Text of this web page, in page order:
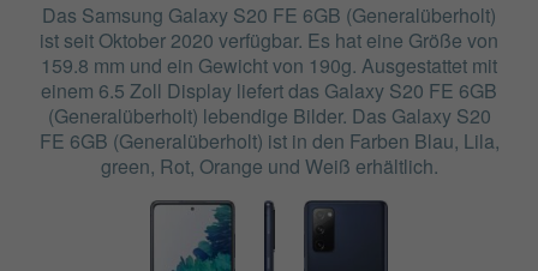
Das Samsung Galaxy S20 FE 6GB (Generalüberholt)
ist seit Oktober 2020 verfügbar. Es hat eine Größe von
159.8 mm und ein Gewicht von 190g. Ausgestattet mit
einem 6.5 Zoll Display liefert das Galaxy S20 FE 6GB
(Generalüberholt) lebendige Bilder. Das Galaxy S20
FE 6GB (Generalüberholt) ist in den Farben Blau, Lila,
green, Rot, Orange und Weiß erhältlich.